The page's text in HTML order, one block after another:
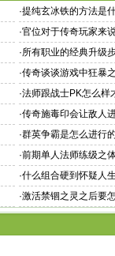
·提纯玄冰铁的方法是
·官位对于传奇玩家来
·所有职业的经典升级
·传奇谈谈游戏中狂暴
·法师跟战士PK怎么样
·传奇施毒印会让敌人
·群英争霸是怎么进行
·前期单人法师练级之
·什么组合硬到怀疑人
·激活禁锢之灵之后要